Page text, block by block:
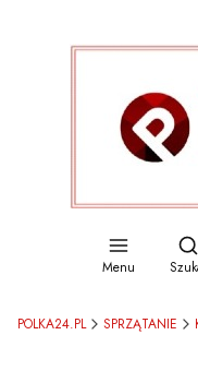
Menu
POLKA24.PL SPRZĄTANIE